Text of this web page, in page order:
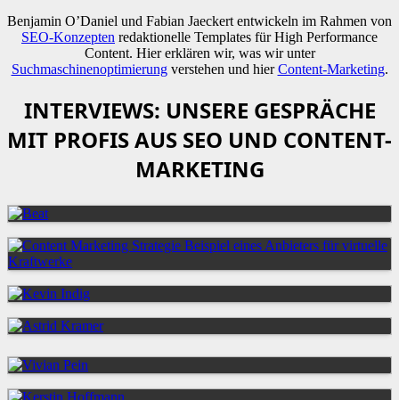
Benjamin O’Daniel und Fabian Jaeckert entwickeln im Rahmen von
SEO-Konzepten redaktionelle Templates für High Performance
Content. Hier erklären wir, was wir unter
Suchmaschinenoptimierungverstehen und hierContent-Marketing.
INTERVIEWS: UNSERE GESPRÄCHE
MIT PROFIS AUS SEO UND CONTENT-
MARKETING